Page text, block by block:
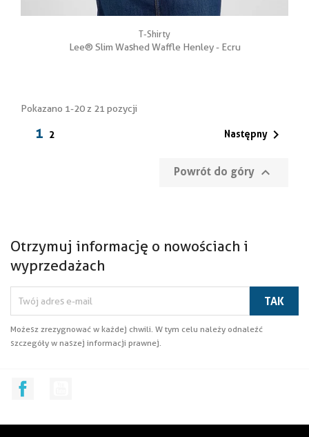
T-Shirty
Lee® Slim Washed Waffle Henley - Ecru
Pokazano 1-20 z 21 pozycji
1 2 Następny 
Powrót do góry 
Otrzymuj informację o nowościach i
wyprzedażach
Możesz zrezygnować w każdej chwili. W tym celu należy odnaleźć
szczegóły w naszej informacji prawnej.